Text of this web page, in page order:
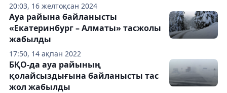
20:03, 16 желтоқсан 2024
17:50, 14 ақпан 2022
Ауа райына байланысты
«Екатеринбург – Алматы» тасжолы
жабылды
БҚО-да ауа райының
қолайсыздығына байланысты тас
жол жабылды